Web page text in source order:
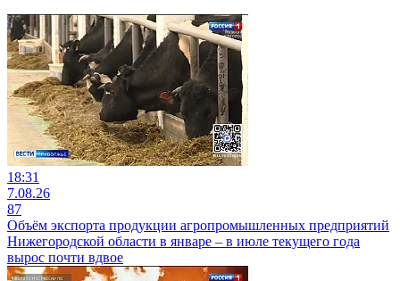
18:31
7.08.26
87
Объём экспорта продукции агропромышленных предприятий
Нижегородской области в январе – в июле текущего года
вырос почти вдвое